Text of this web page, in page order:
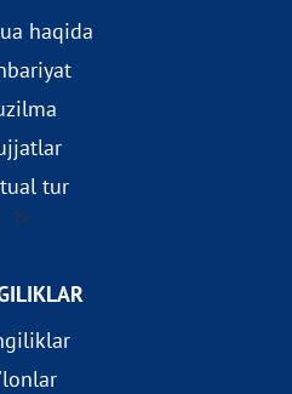
haqida
tur
?>